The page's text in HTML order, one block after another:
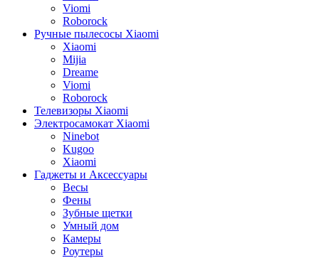
Viomi
Roborock
Ручные пылесосы Xiaomi
Xiaomi
Mijia
Dreame
Viomi
Roborock
Телевизоры Xiaomi
Электросамокат Xiaomi
Ninebot
Kugoo
Xiaomi
Гаджеты и Аксессуары
Весы
Фены
Зубные щетки
Умный дом
Камеры
Роутеры